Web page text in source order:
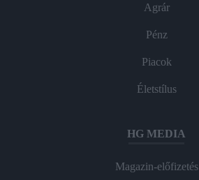
Agrár
Pénz
Piacok
Életstílus
HG MEDIA
Magazin-előfizetés